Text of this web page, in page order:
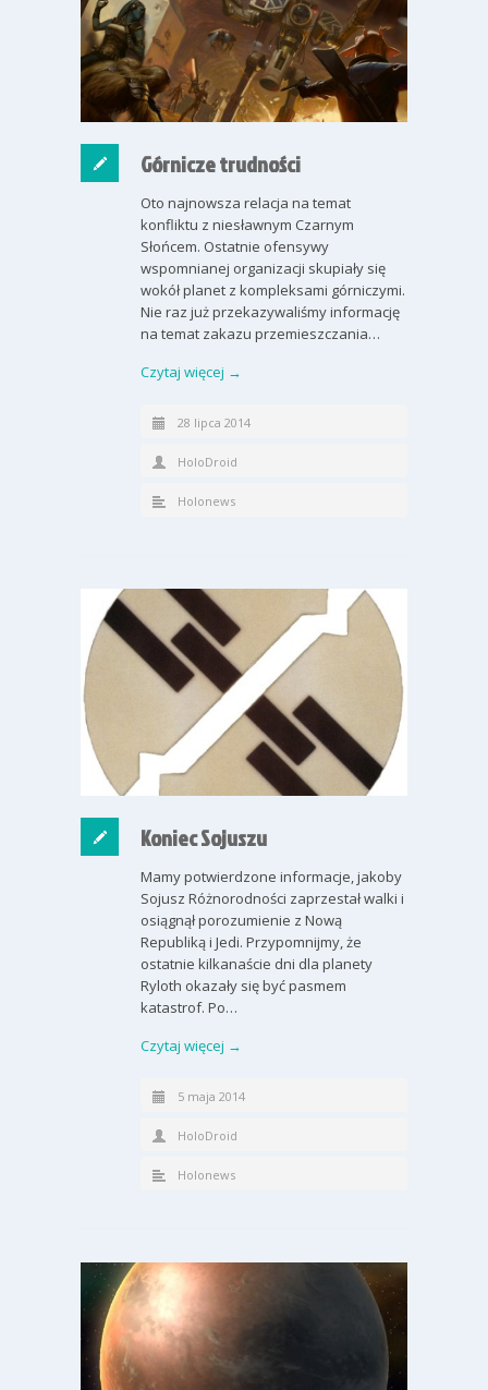
Górnicze trudności
Oto najnowsza relacja na temat
konfliktu z niesławnym Czarnym
Słońcem. Ostatnie ofensywy
wspomnianej organizacji skupiały się
wokół planet z kompleksami górniczymi.
Nie raz już przekazywaliśmy informację
na temat zakazu przemieszczania…
Czytaj więcej →
28 lipca 2014
HoloDroid
Holonews
Koniec Sojuszu
Mamy potwierdzone informacje, jakoby
Sojusz Różnorodności zaprzestał walki i
osiągnął porozumienie z Nową
Republiką i Jedi. Przypomnijmy, że
ostatnie kilkanaście dni dla planety
Ryloth okazały się być pasmem
katastrof. Po…
Czytaj więcej →
5 maja 2014
HoloDroid
Holonews